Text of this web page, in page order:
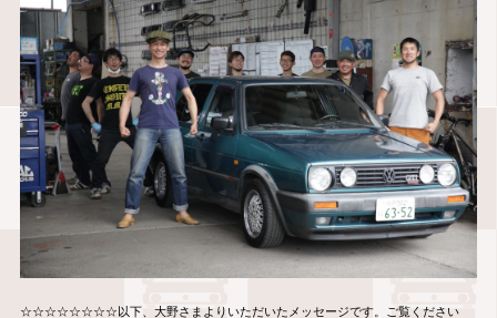
☆☆☆☆☆☆☆☆以下、大野さまよりいただいたメッセージです。ご覧ください